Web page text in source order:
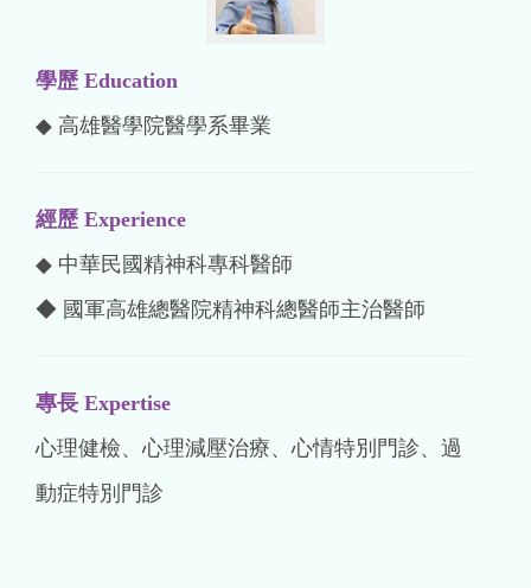
學歷 Education
◆ 高雄醫學院醫學系畢業
經歷 Experience
◆ 中華民國精神科專科醫師
◆ 國軍高雄總醫院精神科總醫師主治醫師
專長 Expertise
心理健檢、心理減壓治療、心情特別門診、過
動症特別門診